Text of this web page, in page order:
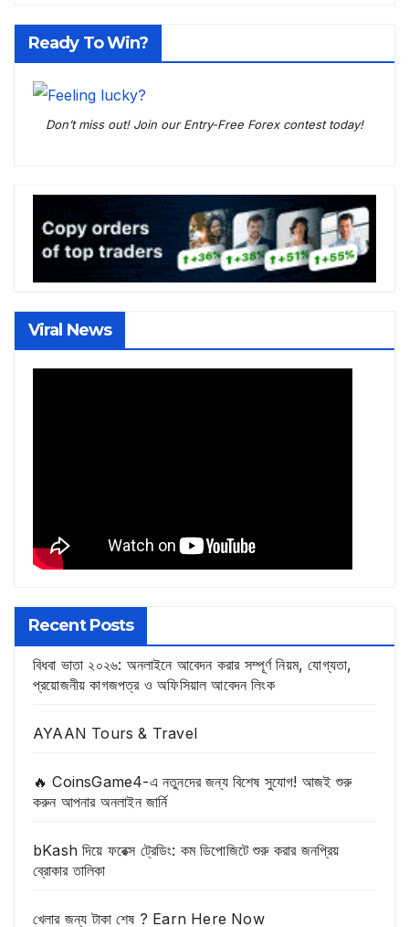
Ready To Win?
Don’t miss out! Join our Entry-Free Forex contest today!
Viral News
Recent Posts
বিধবা ভাতা ২০২৬: অনলাইনে আবেদন করার সম্পূর্ণ নিয়ম, যোগ্যতা,
প্রয়োজনীয় কাগজপত্র ও অফিসিয়াল আবেদন লিংক
AYAAN Tours & Travel
🔥 CoinsGame4-এ নতুনদের জন্য বিশেষ সুযোগ! আজই শুরু
করুন আপনার অনলাইন জার্নি
bKash দিয়ে ফরেক্স ট্রেডিং: কম ডিপোজিটে শুরু করার জনপ্রিয়
ব্রোকার তালিকা
খেলার জন্য টাকা শেষ ? Earn Here Now